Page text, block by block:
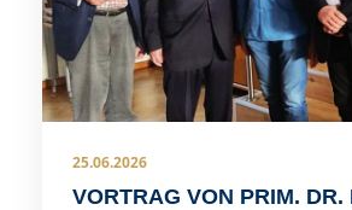
25.06.2026
VORTRAG VON PRIM. DR.